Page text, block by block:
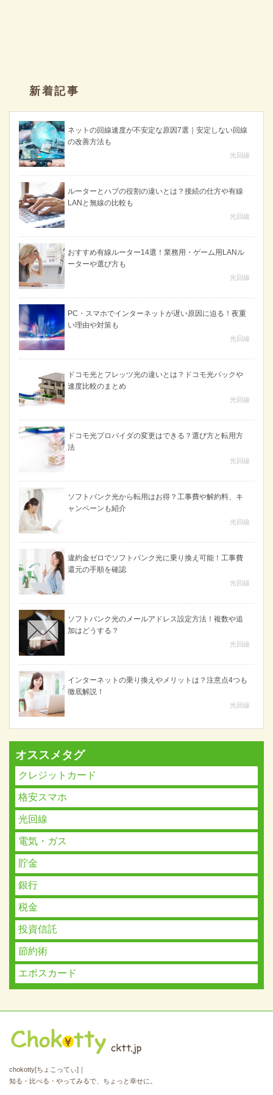
新着記事
ネットの回線速度が不安定な原因7選｜安定しない回線
の改善方法も
光回線
ルーターとハブの役割の違いとは？接続の仕方や有線
LANと無線の比較も
光回線
おすすめ有線ルーター14選！業務用・ゲーム用LANル
ーターや選び方も
光回線
PC・スマホでインターネットが遅い原因に迫る！夜重
い理由や対策も
光回線
ドコモ光とフレッツ光の違いとは？ドコモ光パックや
速度比較のまとめ
光回線
ドコモ光プロバイダの変更はできる？選び方と転用方
法
光回線
ソフトバンク光から転用はお得？工事費や解約料、キ
ャンペーンも紹介
光回線
違約金ゼロでソフトバンク光に乗り換え可能！工事費
還元の手順を確認
光回線
ソフトバンク光のメールアドレス設定方法！複数や追
加はどうする？
光回線
インターネットの乗り換えやメリットは？注意点4つも
徹底解説！
光回線
オススメタグ
クレジットカード
格安スマホ
光回線
電気・ガス
貯金
銀行
税金
投資信託
節約術
エポスカード
chokotty[ちょこってぃ]｜
知る・比べる・やってみるで、ちょっと幸せに。